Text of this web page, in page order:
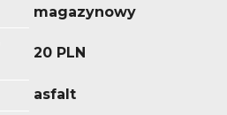
magazynowy
20 PLN
asfalt